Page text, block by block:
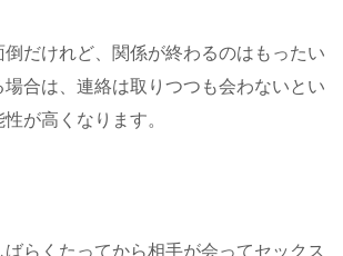
だけれど、関係が終わるのはもったい
合は、連絡は取りつつも会わないとい
が高くなります。
らくたってから相手が会ってセックス